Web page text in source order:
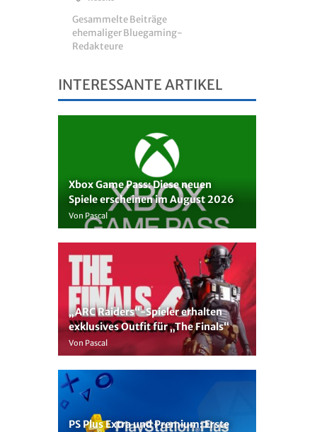
Gesammelte Beiträge
ehemaliger Bluegaming-
Redakteure
INTERESSANTE ARTIKEL
Xbox Game Pass: Diese neuen
Spiele erscheinen im August 2026
Von Pascal
„ARC Raiders“-Spieler erhalten
exklusives Outfit für „The Finals“
Von Pascal
PS Plus Extra und Premium: Erste